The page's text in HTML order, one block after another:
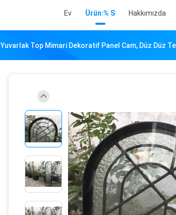
Ev Ürün:% S Hakkımızda
Yuvarlak Top Mimari Dekoratif Panel Cam, Düz Düz